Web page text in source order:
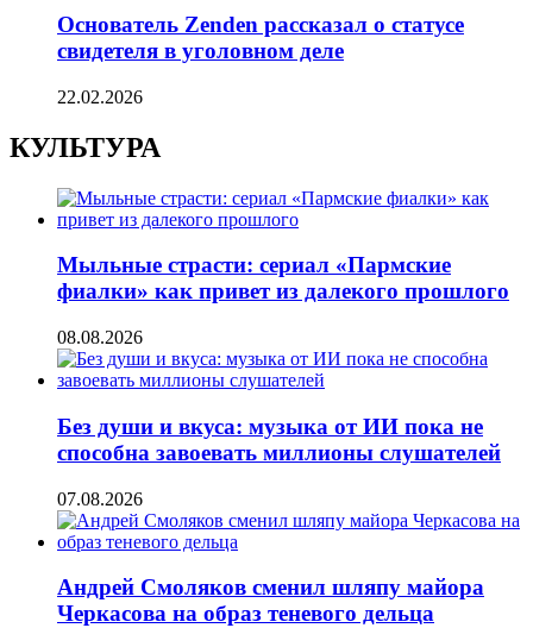
Основатель Zenden рассказал о статусе
свидетеля в уголовном деле
22.02.2026
КУЛЬТУРА
Мыльные страсти: сериал «Пармские
фиалки» как привет из далекого прошлого
08.08.2026
Без души и вкуса: музыка от ИИ пока не
способна завоевать миллионы слушателей
07.08.2026
Андрей Смоляков сменил шляпу майора
Черкасова на образ теневого дельца